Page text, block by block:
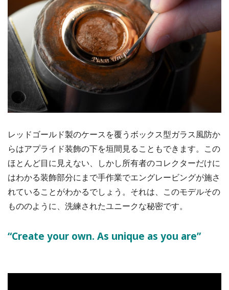
レッドゴールド製のケースを覆うボックス型ガラス風防か
らはアプライド装飾の下を垣間見ることもできます。この
ほとんど目に見えない、しかし所有者のコレクターだけに
はわかる装飾部分にまで手作業でエングレービングが施さ
れていることがわかるでしょう。それは、このモデルその
もののように、洗練されたユニークな秘密です。
“Create your own. As unique as you are”